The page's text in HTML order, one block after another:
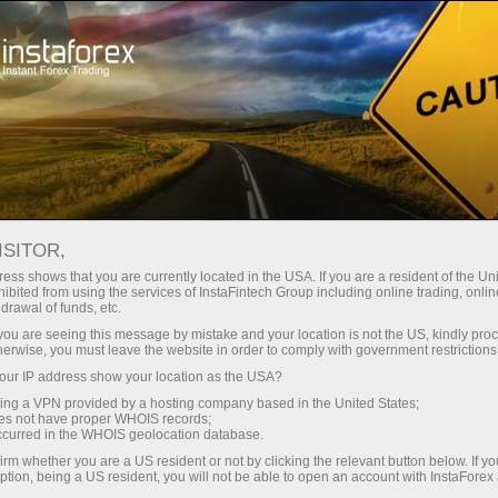
akaun segera Platform dagangan
Pedagang
Baru
Untuk Pelabur
Untuk Rakan
Niaga
akaun demo
7 Tokoh Perniagaan Paling
Berpengaruh yang Sarat
Tujuh
Memukau
shows that you are currently located in the USA. If you are a resident of the
from using the services of InstaFintech Group including online trading,
of funds, etc.
are seeing this message by mistake and your location is not the US, kindly
you must leave the website in order to comply with government
IP address show your location as the USA?
a VPN provided by a hosting company based in the United States;
not have proper WHOIS records;
in the WHOIS geolocation database.
whether you are a US resident or not by clicking the relevant button below. If
being a US resident, you will not be able to open an account with InstaForex